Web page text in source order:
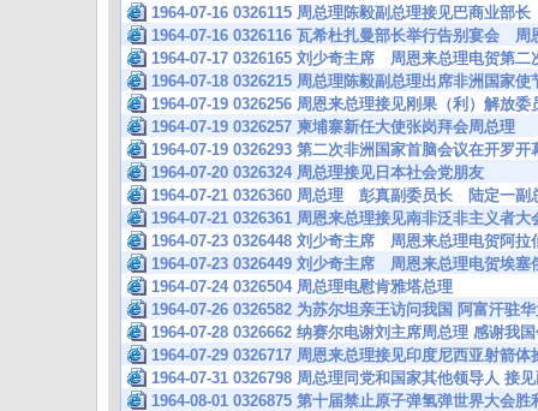
1964-07-16 0326115 周总理陈毅副总理接见巴商业部长
1964-07-16 0326116 瓦希杜扎曼部长举行告别宴会 周
1964-07-17 0326165 刘少奇主席 周恩来总理电贺第二
1964-07-18 0326215 周总理陈毅副总理出席非洲国家
1964-07-19 0326256 周恩来总理接见刚果（利）解放委
1964-07-19 0326257 柬埔寨新任大使张岗拜会周总理
1964-07-19 0326293 第二次非洲国家首脑会议在开罗
1964-07-20 0326324 周总理接见日本社会党朋友
1964-07-21 0326360 周总理 彭真副委员长 陆定一副
1964-07-21 0326361 周恩来总理接见南非泛非主义者大
1964-07-23 0326448 刘少奇主席 周恩来总理电贺阿拉
1964-07-23 0326449 刘少奇主席 周恩来总理电贺埃塞
1964-07-24 0326504 周总理电慰肯雅塔总理
1964-07-26 0326582 为苏尔坦亲王访问我国 阿富汗驻
1964-07-28 0326662 纳赛尔电谢刘主席周总理 感谢我
1964-07-29 0326717 周恩来总理接见印度尼西亚射箭体
1964-07-31 0326798 周总理同党和国家其他领导人 接
1964-08-01 0326875 第十届禁止原子弹氢弹世界大会